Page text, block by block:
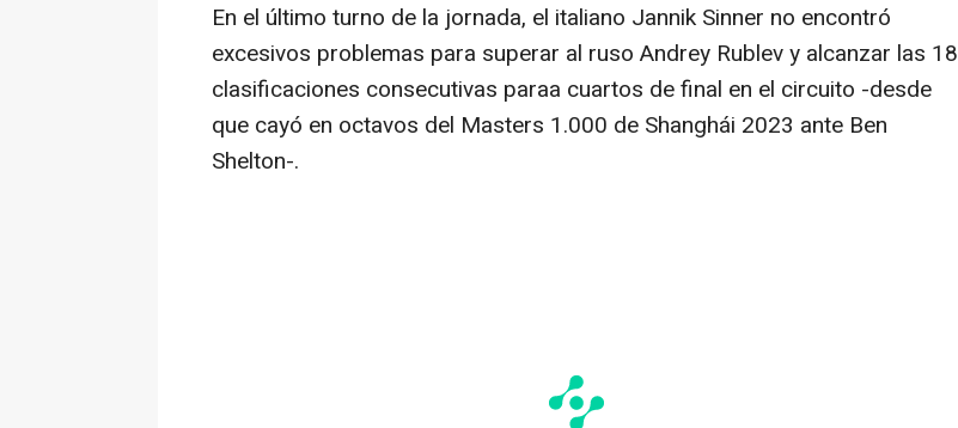
En el último turno de la jornada, el italiano Jannik Sinner no encontró
excesivos problemas para superar al ruso Andrey Rublev y alcanzar las 18
clasificaciones consecutivas paraa cuartos de final en el circuito -desde
que cayó en octavos del Masters 1.000 de Shanghái 2023 ante Ben
Shelton-.